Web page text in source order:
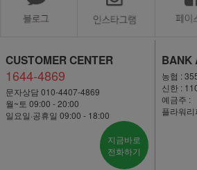
CUSTOMER CENTER
1644-4869
문자상담 010-4407-4869
월~토 09:00 - 20:00
일요일·공휴일 09:00 - 18:00
지금바로
전화하기
BANK
농협 :
신한 :
예금주 :
플라워